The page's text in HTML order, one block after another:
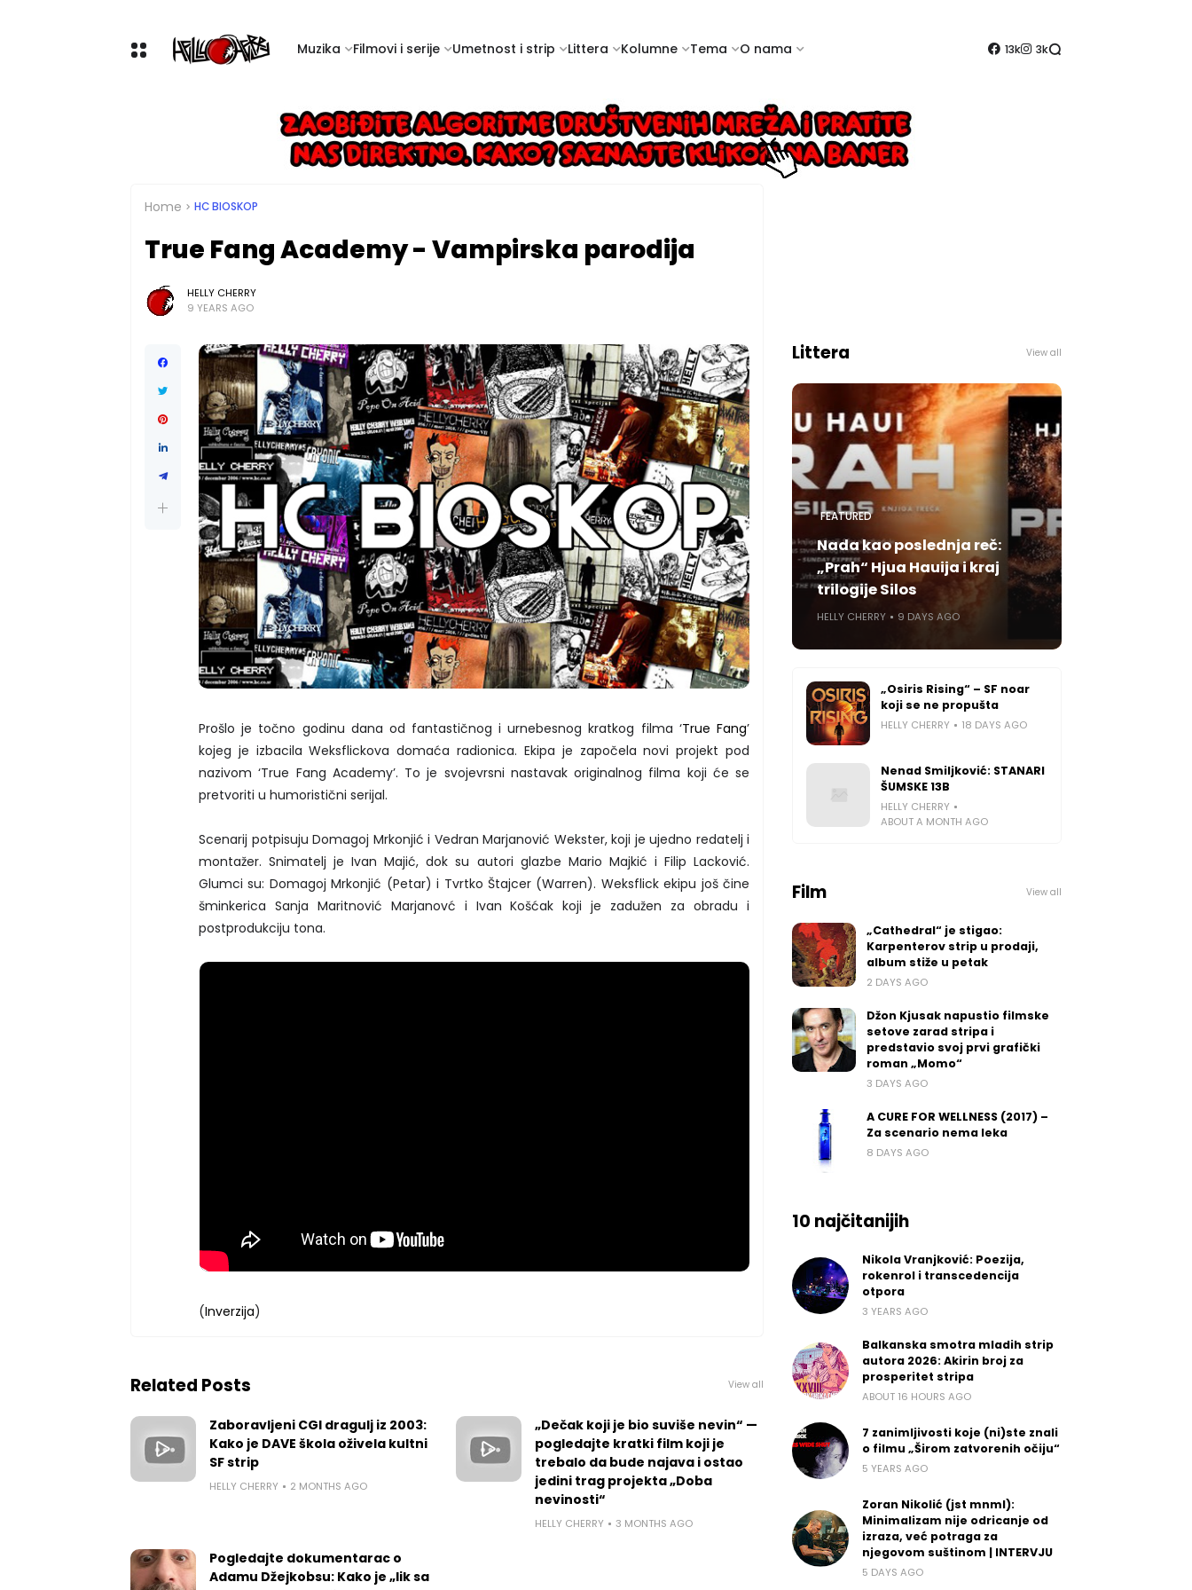
Muzika Filmovi i serije Umetnost i strip Littera Kolumne Tema O nama 13k 3k
Home HC BIOSKOP
True Fang Academy - Vampirska parodija
HELLY CHERRY
9 YEARS AGO
Prošlo je točno godinu dana od fantastičnog i urnebesnog kratkog filma ‘True Fang’
kojeg je izbacila Weksflickova domaća radionica. Ekipa je započela novi projekt pod
nazivom ‘True Fang Academy’. To je svojevrsni nastavak originalnog filma koji će se
pretvoriti u humoristični serijal.
Scenarij potpisuju Domagoj Mrkonjić i Vedran Marjanović Wekster, koji je ujedno redatelj i
montažer. Snimatelj je Ivan Majić, dok su autori glazbe Mario Majkić i Filip Lacković.
Glumci su: Domagoj Mrkonjić (Petar) i Tvrtko Štajcer (Warren). Weksflick ekipu još čine
šminkerica Sanja Maritnović Marjanovć i Ivan Košćak koji je zadužen za obradu i
postprodukciju tona.
(Inverzija)
Related Posts View all
Zaboravljeni CGI dragulj iz 2003:
Kako je DAVE škola oživela kultni
SF strip
HELLY CHERRY 2 MONTHS AGO
„Dečak koji je bio suviše nevin“ —
pogledajte kratki film koji je
trebalo da bude najava i ostao
jedini trag projekta „Doba
nevinosti“
HELLY CHERRY 3 MONTHS AGO
Pogledajte dokumentarac o
Adamu Džejkobsu: Kako je „lik sa
Littera View all
FEATURED
Nada kao poslednja reč:
„Prah“ Hjua Hauija i kraj
trilogije Silos
HELLY CHERRY 9 DAYS AGO
„Osiris Rising“ – SF noar
koji se ne propušta
HELLY CHERRY 18 DAYS AGO
Nenad Smiljković: STANARI
ŠUMSKE 13B
HELLY CHERRY
ABOUT A MONTH AGO
Film View all
„Cathedral“ je stigao:
Karpenterov strip u prodaji,
album stiže u petak
2 DAYS AGO
Džon Kjusak napustio filmske
setove zarad stripa i
predstavio svoj prvi grafički
roman „Momo“
3 DAYS AGO
A CURE FOR WELLNESS (2017) –
Za scenario nema leka
8 DAYS AGO
10 najčitanijih
Nikola Vranjković: Poezija,
rokenrol i transcedencija
otpora
3 YEARS AGO
Balkanska smotra mladih strip
autora 2026: Akirin broj za
prosperitet stripa
ABOUT 16 HOURS AGO
7 zanimljivosti koje (ni)ste znali
o filmu „Širom zatvorenih očiju“
5 YEARS AGO
Zoran Nikolić (jst mnml):
Minimalizam nije odricanje od
izraza, već potraga za
njegovom suštinom | INTERVJU
5 DAYS AGO